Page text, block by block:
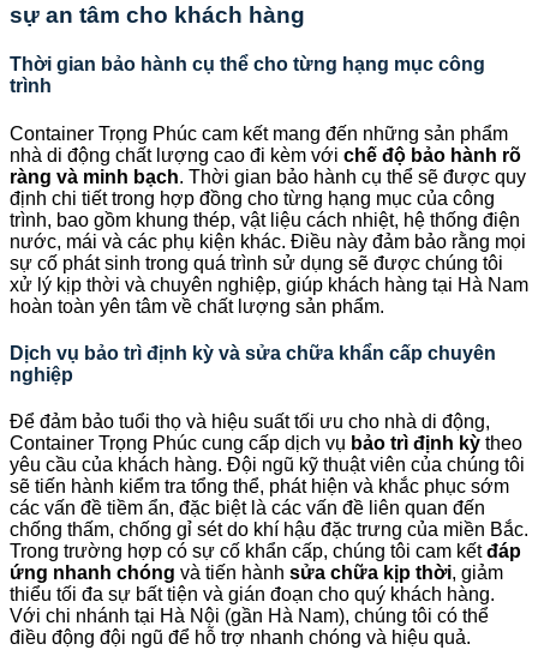
sự an tâm cho khách hàng
Thời gian bảo hành cụ thể cho từng hạng mục công
trình
Container Trọng Phúc cam kết mang đến những sản phẩm
nhà di động chất lượng cao đi kèm với chế độ bảo hành rõ
ràng và minh bạch. Thời gian bảo hành cụ thể sẽ được quy
định chi tiết trong hợp đồng cho từng hạng mục của công
trình, bao gồm khung thép, vật liệu cách nhiệt, hệ thống điện
nước, mái và các phụ kiện khác. Điều này đảm bảo rằng mọi
sự cố phát sinh trong quá trình sử dụng sẽ được chúng tôi
xử lý kịp thời và chuyên nghiệp, giúp khách hàng tại Hà Nam
hoàn toàn yên tâm về chất lượng sản phẩm.
Dịch vụ bảo trì định kỳ và sửa chữa khẩn cấp chuyên
nghiệp
Để đảm bảo tuổi thọ và hiệu suất tối ưu cho nhà di động,
Container Trọng Phúc cung cấp dịch vụ bảo trì định kỳ theo
yêu cầu của khách hàng. Đội ngũ kỹ thuật viên của chúng tôi
sẽ tiến hành kiểm tra tổng thể, phát hiện và khắc phục sớm
các vấn đề tiềm ẩn, đặc biệt là các vấn đề liên quan đến
chống thấm, chống gỉ sét do khí hậu đặc trưng của miền Bắc.
Trong trường hợp có sự cố khẩn cấp, chúng tôi cam kếtđáp
ứng nhanh chóng và tiến hành sửa chữa kịp thời, giảm
thiểu tối đa sự bất tiện và gián đoạn cho quý khách hàng.
Với chi nhánh tại Hà Nội (gần Hà Nam), chúng tôi có thể
điều động đội ngũ để hỗ trợ nhanh chóng và hiệu quả.